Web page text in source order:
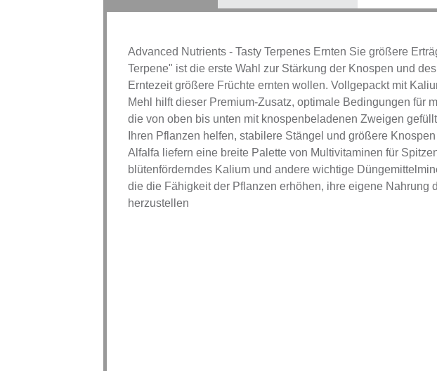
Advanced Nutrients - Tasty Terpenes Ernten Sie größere
Terpene" ist die erste Wahl zur Stärkung der Knospen und
Erntezeit größere Früchte ernten wollen. Vollgepackt mit
Mehl hilft dieser Premium-Zusatz, optimale Bedingungen für
die von oben bis unten mit knospenbeladenen Zweigen
Ihren Pflanzen helfen, stabilere Stängel und größere
Alfalfa liefern eine breite Palette von Multivitaminen für
blütenförderndes Kalium und andere wichtige
die die Fähigkeit der Pflanzen erhöhen, ihre eigene Nahrung
herzustellen